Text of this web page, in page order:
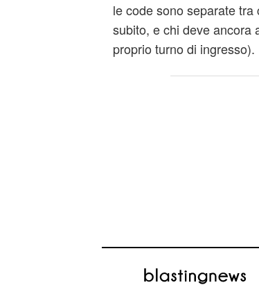
le code sono separate
subito, e chi deve ancora
proprio turno di ingresso).